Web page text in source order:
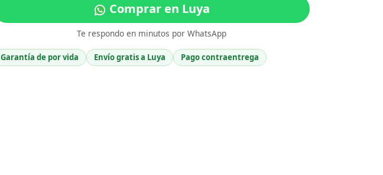
Comprar en Luya
Te respondo en minutos por WhatsApp
Garantía de por vida Envío gratis a Luya Pago contraentrega